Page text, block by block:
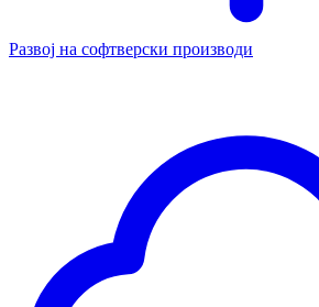
Развој на софтверски производи